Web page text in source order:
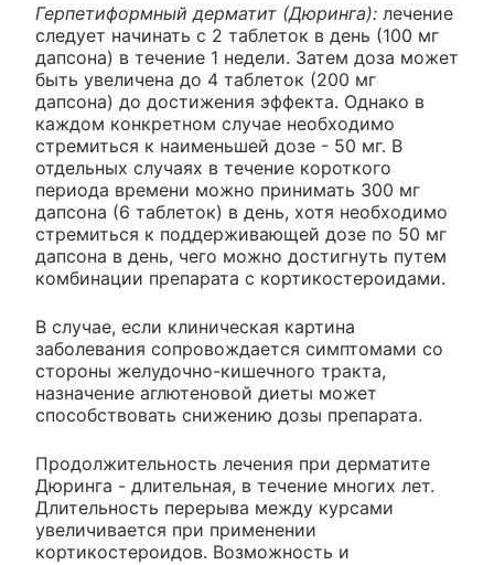
Герпетиформный дерматит (Дюринга): лечение
следует начинать с 2 таблеток в день (100 мг
дапсона) в течение 1 недели. Затем доза может
быть увеличена до 4 таблеток (200 мг
дапсона) до достижения эффекта. Однако в
каждом конкретном случае необходимо
стремиться к наименьшей дозе - 50 мг. В
отдельных случаях в течение короткого
периода времени можно принимать 300 мг
дапсона (6 таблеток) в день, хотя необходимо
стремиться к поддерживающей дозе по 50 мг
дапсона в день, чего можно достигнуть путем
комбинации препарата с кортикостероидами.
В случае, если клиническая картина
заболевания сопровождается симптомами со
стороны желудочно-кишечного тракта,
назначение аглютеновой диеты может
способствовать снижению дозы препарата.
Продолжительность лечения при дерматите
Дюринга - длительная, в течение многих лет.
Длительность перерыва между курсами
увеличивается при применении
кортикостероидов. Возможность и